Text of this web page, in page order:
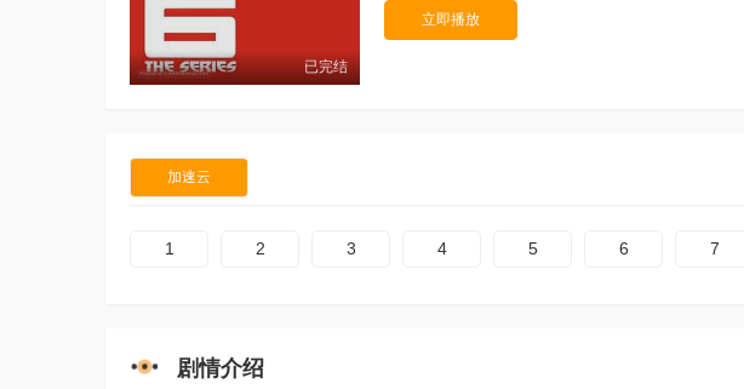
已完结
立即播放
加速云
1 2 3 4 5 6 7
剧情介绍